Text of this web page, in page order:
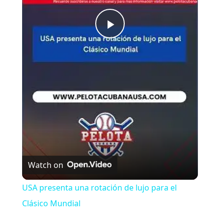
P
l
a
y
V
i
Watch on
USA presenta una rotación de lujo para el
Clásico Mundial